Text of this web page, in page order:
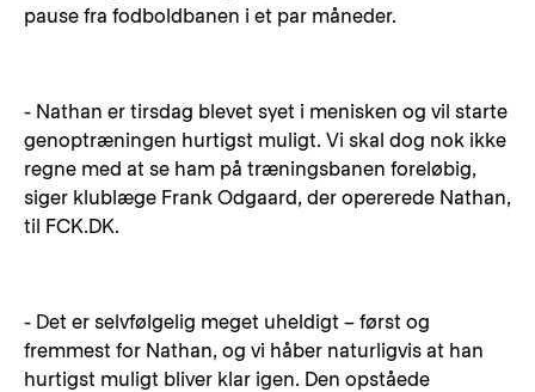
pause fra fodboldbanen i et par måneder.
- Nathan er tirsdag blevet syet i menisken og vil starte
genoptræningen hurtigst muligt. Vi skal dog nok ikke
regne med at se ham på træningsbanen foreløbig,
siger klublæge Frank Odgaard, der opererede Nathan,
til FCK.DK.
- Det er selvfølgelig meget uheldigt – først og
fremmest for Nathan, og vi håber naturligvis at han
hurtigst muligt bliver klar igen. Den opståede